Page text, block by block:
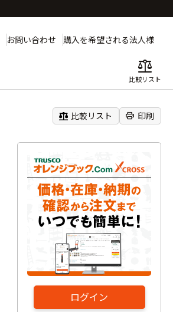
お問い合わせ 購入を希望される法人様
balance
比較リスト
balance 比較リスト print 印刷
ログイン